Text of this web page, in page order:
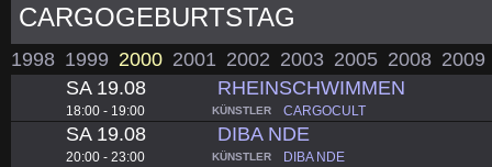
CARGOGEBURTSTAG
1998 1999 2000 2001 2002 2003 2005 2008 2009
SA 19.08
18:00 - 19:00
RHEINSCHWIMMEN
KÜNSTLER CARGOCULT
SA 19.08
20:00 - 23:00
DIBA NDE
KÜNSTLER DIBA NDE